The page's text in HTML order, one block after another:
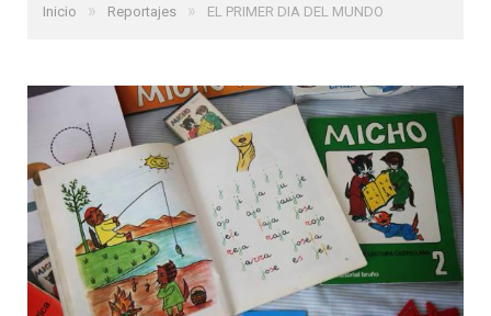
Inicio » Reportajes » EL PRIMER DIA DEL MUNDO